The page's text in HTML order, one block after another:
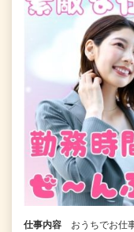
仕事内容
おうちでお仕